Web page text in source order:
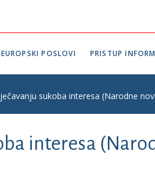
EUROPSKI POSLOVI PRISTUP
sukoba interesa (Narodne
interesa